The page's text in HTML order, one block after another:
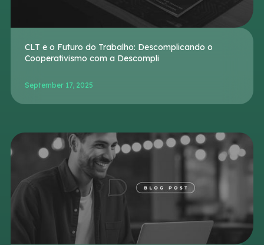
CLT e o Futuro do Trabalho: Descomplicando o
Cooperativismo com a Descompli
September 17, 2025